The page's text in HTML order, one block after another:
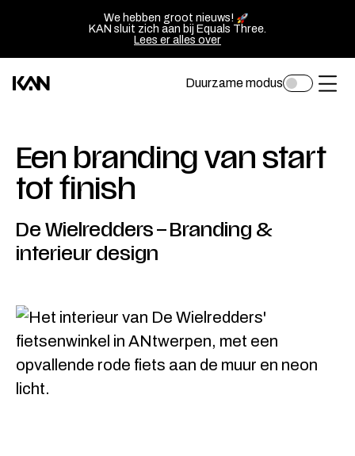
We hebben groot nieuws!
KAN sluit zich aan bij Equals Three.
Lees er alles over
logo
—
Go
back
to
Duurzame modus
Toggle
sluit
Een branding van start
tot finish
De Wielredders – Branding &
interieur design